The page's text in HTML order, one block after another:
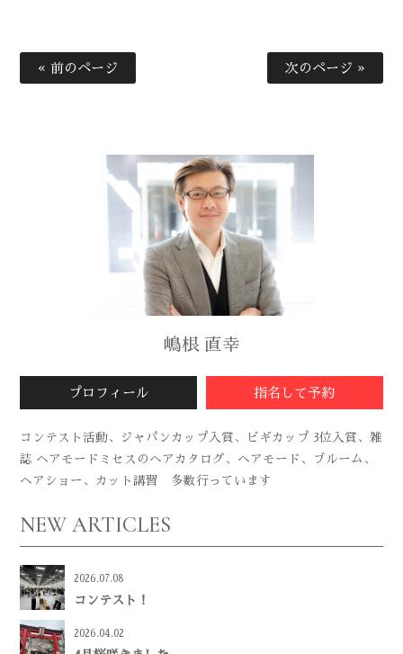
« 前のページ 次のページ »
嶋根 直幸
プロフィール 指名して予約
コンテスト活動、ジャパンカップ入賞、ビギカップ 3位入賞、雑
誌 ヘアモードミセスのヘアカタログ、ヘアモード、ブルーム、
ヘアショー、カット講習 多数行っています
NEW ARTICLES
2026.07.08
コンテスト！
2026.04.02